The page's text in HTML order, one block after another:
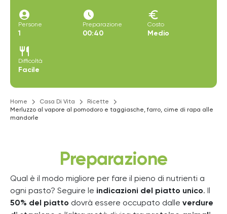
account_circle
Persone
1
access_time_filled
Preparazione
00:40
euro
Costo
Medio
restaurant
Difficoltà
Facile
Home Casa Di Vita
Ricette
Merluzzo al vapore al pomodoro e taggiasche, farro, cime di rapa alle
mandorle
Preparazione
Qual è il modo migliore per fare il pieno di nutrienti a
ogni pasto? Seguire le indicazioni del piatto unico. Il
50% del piatto dovrà essere occupato dalle verdure